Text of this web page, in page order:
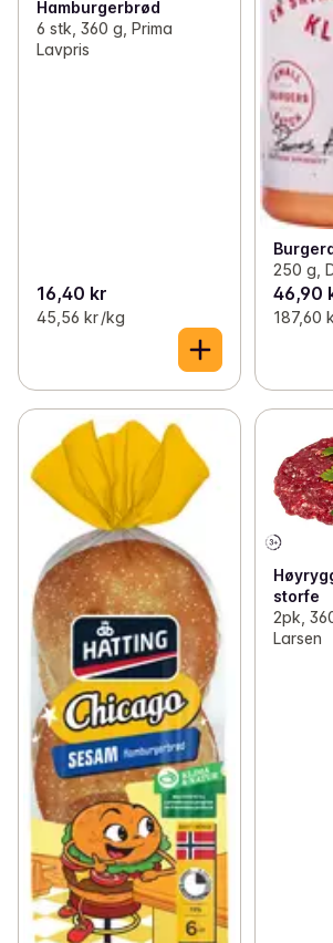
Hamburgerbrød
6 stk, 360 g, Prima
Lavpris
16,40 kr
45,56 kr /kg
250 g,
46,90
187,60
storfe
2pk,
Larsen